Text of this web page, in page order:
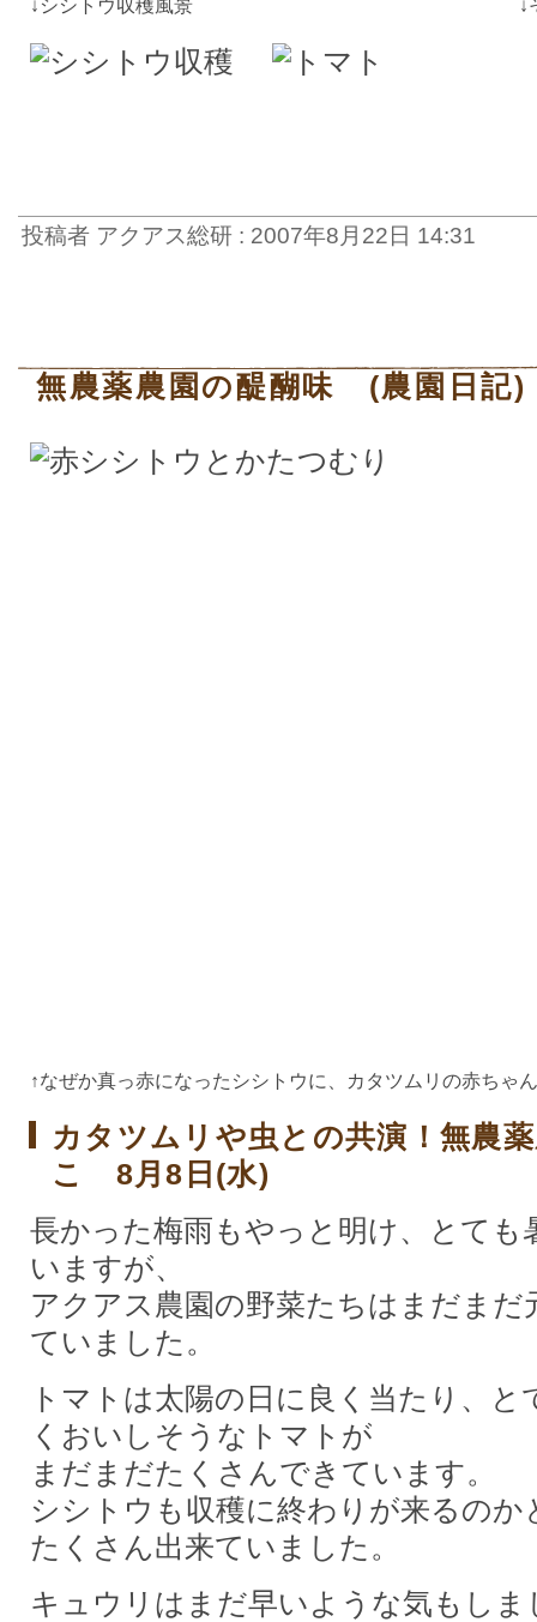
↓シシトウ収穫風景 ↓そびえる
投稿者 アクアス総研 : 2007年8月22日 14:31
無農薬農園の醍醐味 (農園日記)
↑なぜか真っ赤になったシシトウに、カタツムリの赤ちゃ
カタツムリや虫との共演！無農
こ 8月8日(水)
長かった梅雨もやっと明け、とても
いますが、
アクアス農園の野菜たちはまだまだ
ていました。
トマトは太陽の日に良く当たり、
くおいしそうなトマトが
まだまだたくさんできています。
シシトウも収穫に終わりが来るのか
たくさん出来ていました。
キュウリはまだ早いような気もしま